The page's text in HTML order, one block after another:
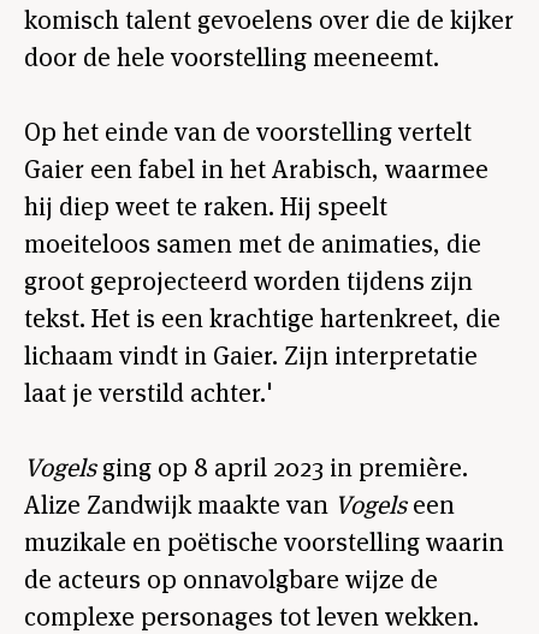
komisch talent gevoelens over die de kijker
door de hele voorstelling meeneemt.
Op het einde van de voorstelling vertelt
Gaier een fabel in het Arabisch, waarmee
hij diep weet te raken. Hij speelt
moeiteloos samen met de animaties, die
groot geprojecteerd worden tijdens zijn
tekst. Het is een krachtige hartenkreet, die
lichaam vindt in Gaier. Zijn interpretatie
laat je verstild achter.'
Vogelsging op 8 april 2023 in première.
Alize Zandwijk maakte van Vogelseen
muzikale en poëtische voorstelling waarin
de acteurs op onnavolgbare wijze de
complexe personages tot leven wekken.